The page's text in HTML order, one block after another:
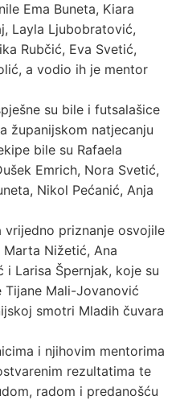
Ema Buneta, Kiara
Layla Ljubobratović,
Rubčić, Eva Svetić,
a vodio ih je mentor
su bile i futsalašice
županijskom natjecanju
bile su Rafaela
Emrich, Nora Svetić,
Nikol Pećanić, Anja
priznanje osvojile
Nižetić, Ana
i Larisa Špernjak, koje su
Mali-Jovanović
smotri Mladih čuvara
i njihovim mentorima
rezultatima te
radom i predanošću